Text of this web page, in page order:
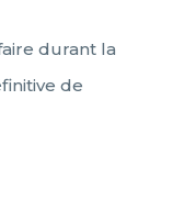
durant la
de